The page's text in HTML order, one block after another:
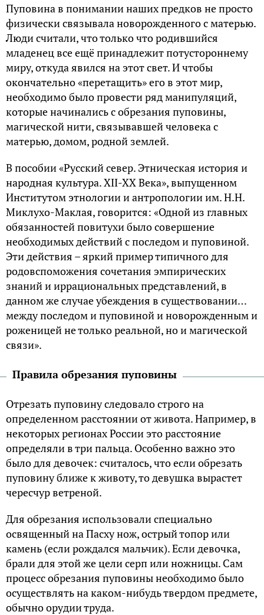
Пуповина в понимании наших предков не просто
физически связывала новорожденного с матерью.
Люди считали, что только что родившийся
младенец все ещё принадлежит потустороннему
миру, откуда явился на этот свет. И чтобы
окончательно «перетащить» его в этот мир,
необходимо было провести ряд манипуляций,
которые начинались с обрезания пуповины,
магической нити, связывавшей человека с
матерью, домом, родной землей.
В пособии «Русский север. Этническая история и
народная культура. XII-XX Века», выпущенном
Институтом этнологии и антропологии им. Н.Н.
Миклухо-Маклая, говорится: «Одной из главных
обязанностей повитухи было совершение
необходимых действий с последом и пуповиной.
Эти действия – яркий пример типичного для
родовспоможения сочетания эмпирических
знаний и иррациональных представлений, в
данном же случае убеждения в существовании…
между последом и пуповиной и новорожденным и
роженицей не только реальной, но и магической
связи».
Правила обрезания пуповины
Отрезать пуповину следовало строго на
определенном расстоянии от живота. Например, в
некоторых регионах России это расстояние
определяли в три пальца. Особенно важно это
было для девочек: считалось, что если обрезать
пуповину ближе к животу, то девушка вырастет
чересчур ветреной.
Для обрезания использовали специально
освященный на Пасху нож, острый топор или
камень (если рождался мальчик). Если девочка,
брали для этой же цели серп или ножницы. Сам
процесс обрезания пуповины необходимо было
осуществлять на каком-нибудь твердом предмете,
обычно орудии труда.